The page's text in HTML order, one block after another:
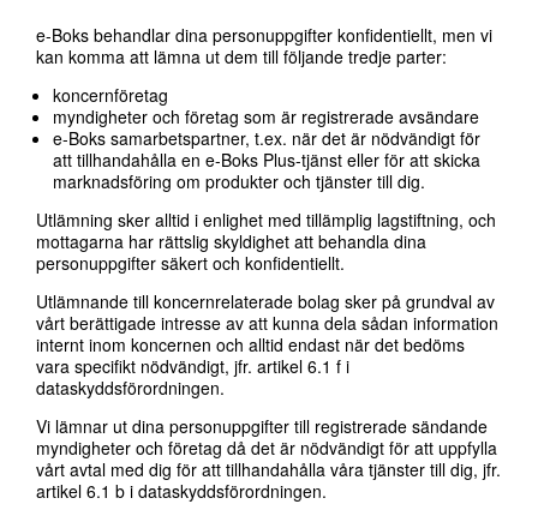
e-Boks behandlar dina personuppgifter konfidentiellt, men vi
kan komma att lämna ut dem till följande tredje parter:
koncernföretag
myndigheter och företag som är registrerade avsändare
e-Boks samarbetspartner, t.ex. när det är nödvändigt för
att tillhandahålla en e-Boks Plus-tjänst eller för att skicka
marknadsföring om produkter och tjänster till dig.
Utlämning sker alltid i enlighet med tillämplig lagstiftning, och
mottagarna har rättslig skyldighet att behandla dina
personuppgifter säkert och konfidentiellt.
Utlämnande till koncernrelaterade bolag sker på grundval av
vårt berättigade intresse av att kunna dela sådan information
internt inom koncernen och alltid endast när det bedöms
vara specifikt nödvändigt, jfr. artikel 6.1 f i
dataskyddsförordningen.
Vi lämnar ut dina personuppgifter till registrerade sändande
myndigheter och företag då det är nödvändigt för att uppfylla
vårt avtal med dig för att tillhandahålla våra tjänster till dig, jfr.
artikel 6.1 b i dataskyddsförordningen.